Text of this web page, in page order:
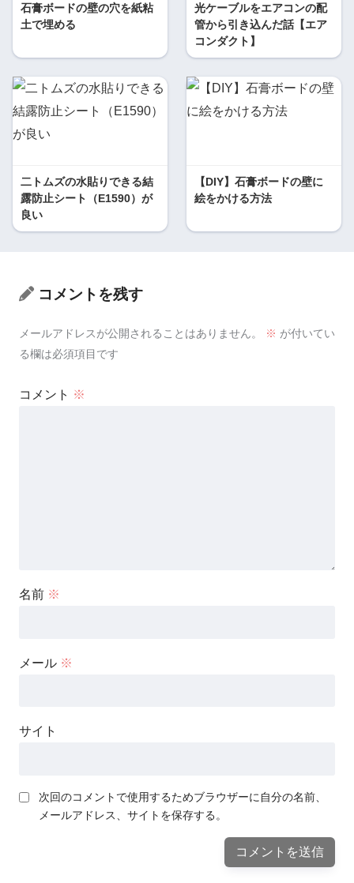
石膏ボードの壁の穴を紙粘
土で埋める
光ケーブルをエアコンの配
管から引き込んだ話【エア
コンダクト】
二トムズの水貼りできる結
露防止シート（E1590）が
良い
【DIY】石膏ボードの壁に
絵をかける方法
コメントを残す
メールアドレスが公開されることはありません。 ※ が付いてい
る欄は必須項目です
コメント ※
名前 ※
メール ※
サイト
次回のコメントで使用するためブラウザーに自分の名前、
メールアドレス、サイトを保存する。